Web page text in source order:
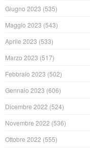
Giugno 2023 (535)
Maggio 2023 (543)
Aprile 2023 (533)
Marzo 2023 (517)
Febbraio 2023 (502)
Gennaio 2023 (606)
Dicembre 2022 (524)
Novembre 2022 (536)
Ottobre 2022 (555)